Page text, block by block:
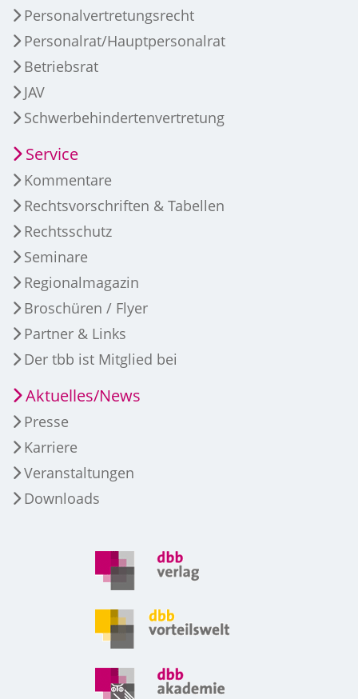
Personalvertretungsrecht
Personalrat/Hauptpersonalrat
Betriebsrat
JAV
Schwerbehindertenvertretung
Service
Kommentare
Rechtsvorschriften & Tabellen
Rechtsschutz
Seminare
Regionalmagazin
Broschüren / Flyer
Partner & Links
Der tbb ist Mitglied bei
Aktuelles/News
Presse
Karriere
Veranstaltungen
Downloads